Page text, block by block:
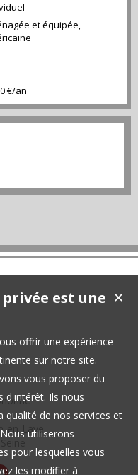
et équipée,
€/an
en-Laye
✕
est une
offrir une expérience
sur notre site.
vous proposer du
d'intérêt. Ils nous
de nos services et
utiliserons
pour lesquelles vous
les modifier à